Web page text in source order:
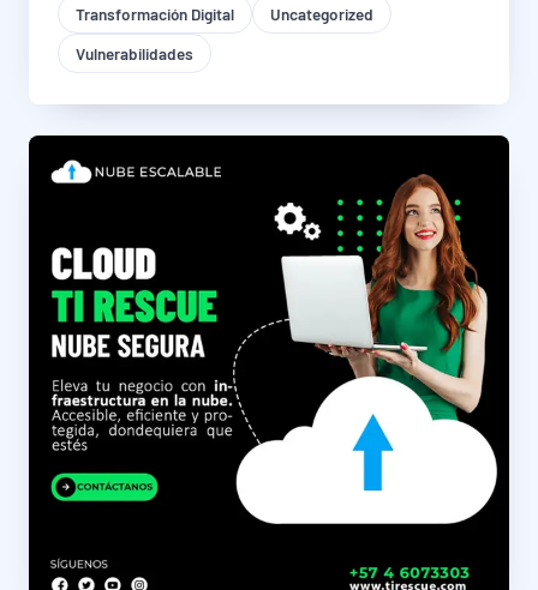
Transformación Digital
Uncategorized
Vulnerabilidades